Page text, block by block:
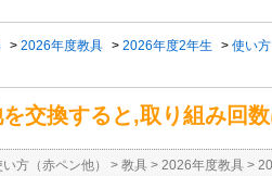
> 2026年度教具 > 2026年度2年生 > 使い
交換すると,取り組み回
方（赤ペン他） > 教具 > 2026年度教具 >